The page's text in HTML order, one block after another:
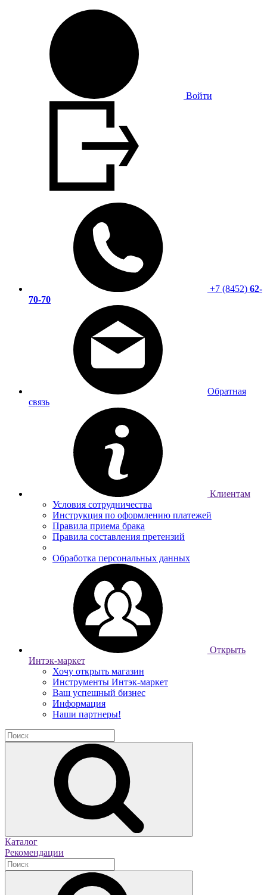
Войти
+7 (8452) 62-
70-70
Обратная
связь
Клиентам
Условия сотрудничества
Инструкция по оформлению платежей
Правила приема брака
Правила составления претензий
Обработка персональных данных
Открыть
Интэк-маркет
Хочу открыть магазин
Инструменты Интэк-маркет
Ваш успешный бизнес
Информация
Наши партнеры!
Каталог
Рекомендации